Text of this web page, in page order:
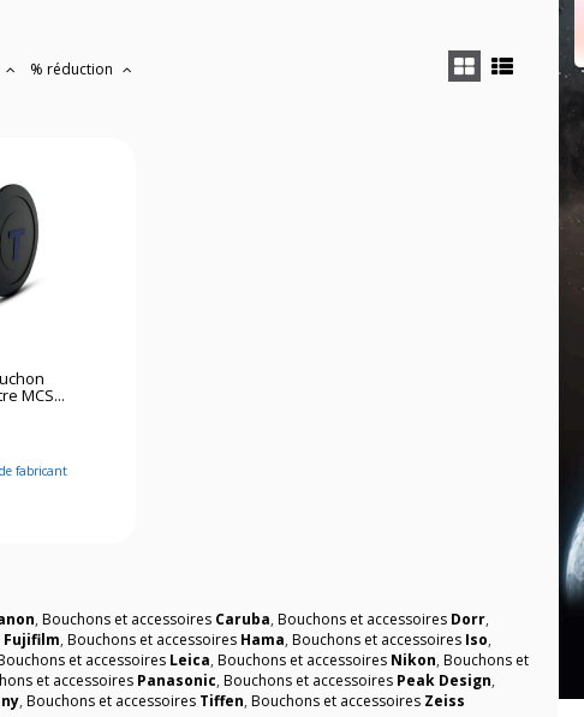
% réduction
MCS...
fabricant
,Bouchons et accessoires Caruba,Bouchons et accessoires Dorr,
Fujifilm,Bouchons et accessoires Hama,Bouchons et accessoires Iso,
et accessoires Leica,Bouchons et accessoires Nikon,Bouchons et
et accessoires Panasonic,Bouchons et accessoires Peak Design,
,Bouchons et accessoires Tiffen,Bouchons et accessoires Zeiss